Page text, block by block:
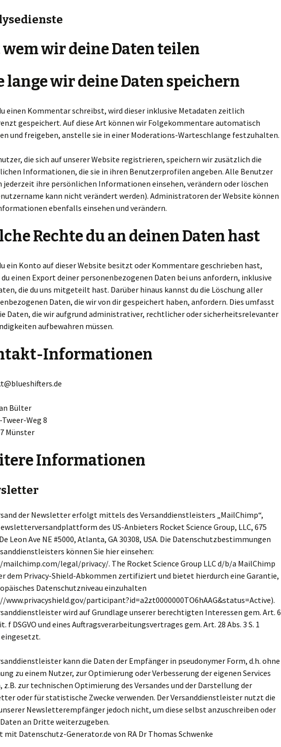
wir deine Daten teilen
lange wir deine Daten speichern
einen Kommentar schreibst, wird dieser inklusive Metadaten zeitlich
gespeichert. Auf diese Art können wir Folgekommentare automatisch
und freigeben, anstelle sie in einer Moderations-Warteschlange festzuhalten.
die sich auf unserer Website registrieren, speichern wir zusätzlich die
Informationen, die sie in ihren Benutzerprofilen angeben. Alle Benutzer
jederzeit ihre persönlichen Informationen einsehen, verändern oder löschen
kann nicht verändert werden). Administratoren der Website können
ebenfalls einsehen und verändern.
Rechte du an deinen Daten hast
ein Konto auf dieser Website besitzt oder Kommentare geschrieben hast,
einen Export deiner personenbezogenen Daten bei uns anfordern, inklusive
die du uns mitgeteilt hast. Darüber hinaus kannst du die Löschung aller
Daten, die wir von dir gespeichert haben, anfordern. Dies umfasst
Daten, die wir aufgrund administrativer, rechtlicher oder sicherheitsrelevanter
aufbewahren müssen.
Informationen
Bülter
Weg 8
Münster
Informationen
der Newsletter erfolgt mittels des Versanddienstleisters „MailChimp“,
des US-Anbieters Rocket Science Group, LLC, 675
Leon Ave NE #5000, Atlanta, GA 30308, USA. Die Datenschutzbestimmungen
können Sie hier einsehen:
legal/privacy/. The Rocket Science Group LLC d/b/a MailChimp
dem Privacy-Shield-Abkommen zertifiziert und bietet hierdurch eine Garantie,
Datenschutzniveau einzuhalten
www.privacyshield.gov/participant?id=a2zt0000000TO6hAAG&status=Active).
wird auf Grundlage unserer berechtigten Interessen gem. Art. 6
f DSGVO und eines Auftragsverarbeitungsvertrages gem. Art. 28 Abs. 3 S. 1
eingesetzt.
kann die Daten der Empfänger in pseudonymer Form, d.h. ohne
zu einem Nutzer, zur Optimierung oder Verbesserung der eigenen Services
z.B. zur technischen Optimierung des Versandes und der Darstellung der
oder für statistische Zwecke verwenden. Der Versanddienstleister nutzt die
Newsletterempfänger jedoch nicht, um diese selbst anzuschreiben oder
an Dritte weiterzugeben.
Datenschutz-Generator.de von RA Dr Thomas Schwenke